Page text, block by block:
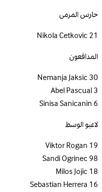
حارس المرمى
21
Nikola Cetkovic
المدافعون
30
Nemanja Jaksic
3
Abel Pascual
6
Sinisa Sanicanin
لاعبو الوسط
19
Viktor Rogan
98
Sandi Ogrinec
18
Milos Jojic
16
Sebastian Herrera